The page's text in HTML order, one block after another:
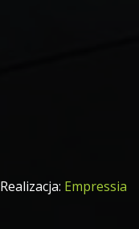
Realizacja: Empressia